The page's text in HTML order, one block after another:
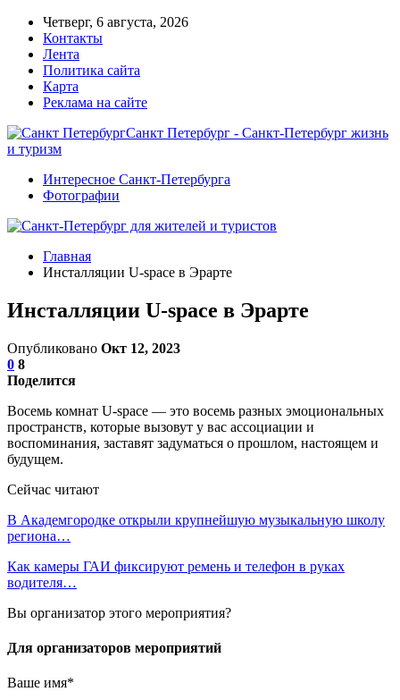
Четверг, 6 августа, 2026
Контакты
Лента
Политика сайта
Карта
Реклама на сайте
Санкт Петербург - Санкт-Петербург жизнь
и туризм
Интересное Санкт-Петербурга
Фотографии
Главная
Инсталляции U-space в Эрарте
Инсталляции U-space в Эрарте
Опубликовано Окт 12, 2023
0 8
Поделится
Восемь комнат U-space — это восемь разных эмоциональных
пространств, которые вызовут у вас ассоциации и
воспоминания, заставят задуматься о прошлом, настоящем и
будущем.
Сейчас читают
В Академгородке открыли крупнейшую музыкальную школу
региона…
Как камеры ГАИ фиксируют ремень и телефон в руках
водителя…
Вы организатор этого мероприятия?
Для организаторов мероприятий
Ваше имя*